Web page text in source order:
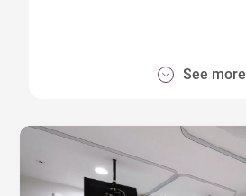
See more